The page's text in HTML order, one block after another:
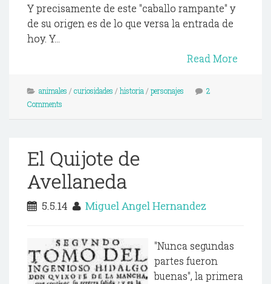
Y precisamente de este "caballo rampante" y
de su origen es de lo que versa la entrada de
hoy. Y...
Read More
animales / curiosidades / historia / personajes
2
Comments
El Quijote de
Avellaneda
5.5.14 Miguel Angel Hernandez
"Nunca segundas
partes fueron
buenas", la primera